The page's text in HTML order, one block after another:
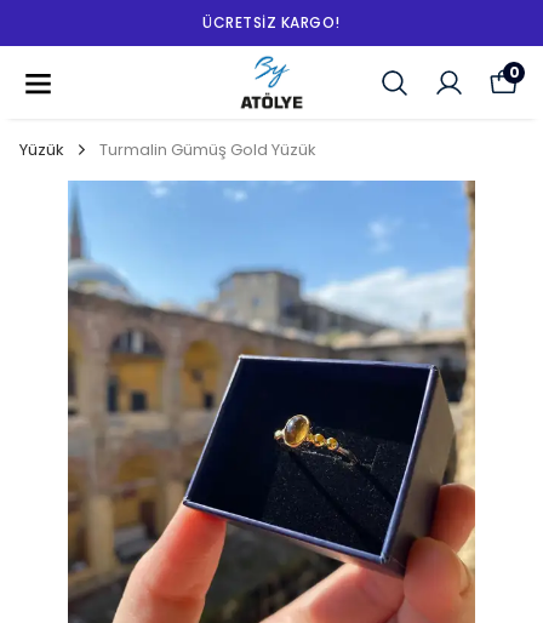
ÜCRETSIZ KARGO!
0
Yüzük Turmalin Gümüş Gold Yüzük